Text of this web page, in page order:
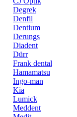
Degrek
Denfil
Dentium
Derungs
Diadent
Dürr
Frank dental
Hamamatsu
Ingo-man
Kia
Lumick
Meddent